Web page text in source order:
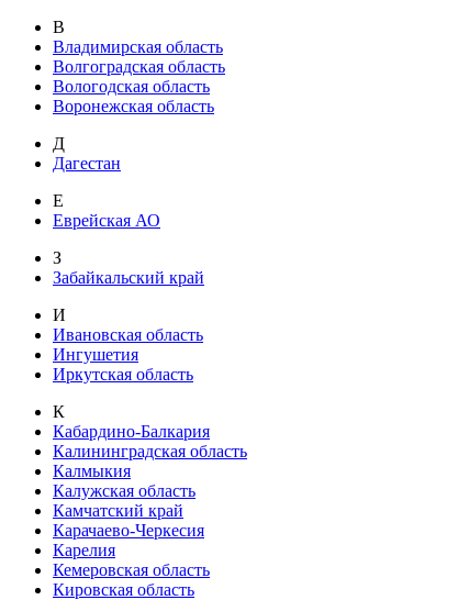
В
Владимирская область
Волгоградская область
Вологодская область
Воронежская область
Д
Дагестан
Е
Еврейская АО
З
Забайкальский край
И
Ивановская область
Ингушетия
Иркутская область
К
Кабардино-Балкария
Калининградская область
Калмыкия
Калужская область
Камчатский край
Карачаево-Черкесия
Карелия
Кемеровская область
Кировская область